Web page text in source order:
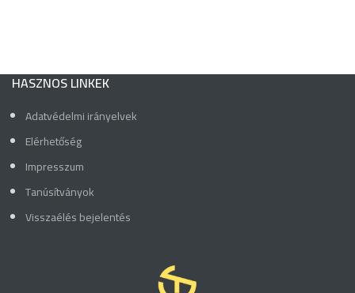
HASZNOS LINKEK
Adatvédelmi irányelvek
Elérhetőség
Impresszum
Tanúsítványok
Visszaélés bejelentés